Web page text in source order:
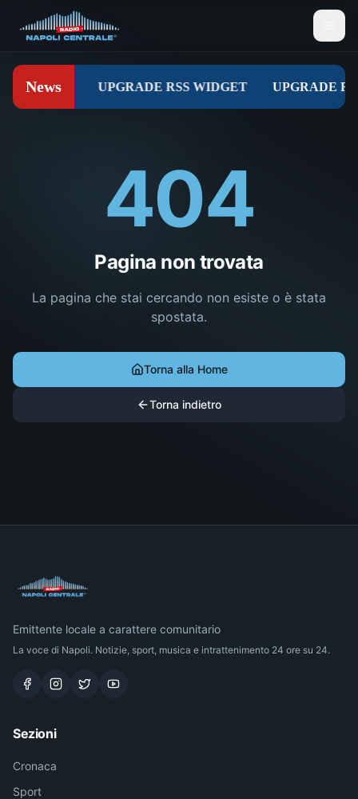
404
Pagina non trovata
La pagina che stai cercando non esiste o è stata
spostata.
Torna alla Home
Torna indietro
Emittente locale a carattere comunitario
La voce di Napoli. Notizie, sport, musica e intrattenimento 24 ore su 24.
Sezioni
Cronaca
Sport